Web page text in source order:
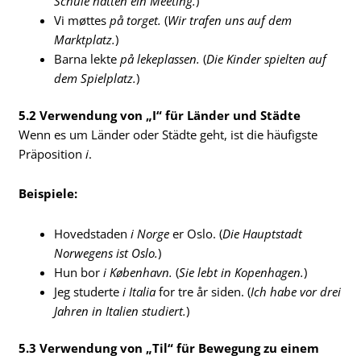
Vi møttespå torget. (Wir trafen uns auf dem
Marktplatz.)
Barna lektepå lekeplassen. (Die Kinder spielten auf
dem Spielplatz.)
5.2 Verwendung von „I“ für Länder und Städte
Wenn es um Länder oder Städte geht, ist die häufigste
Präpositioni.
Beispiele:
Hovedstadeni Norge er Oslo. (Die Hauptstadt
Norwegens ist Oslo.)
Hun bori København. (Sie lebt in Kopenhagen.)
Jeg studertei Italia for tre år siden. (Ich habe vor drei
Jahren in Italien studiert.)
5.3 Verwendung von „Til“ für Bewegung zu einem